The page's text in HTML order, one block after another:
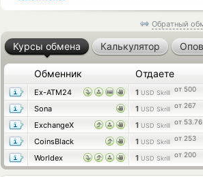
Обратный
Курсы обмена Калькулятор
Обменник Отдаете
Ex-ATM24 1 USD Skrill от 500
Sona
1 USD Skrill от 267
ExchangeX
1 USD Skrill от 53.76
CoinsBlack
1 USD Skrill от 253
Worldex
1 USD Skrill от 200